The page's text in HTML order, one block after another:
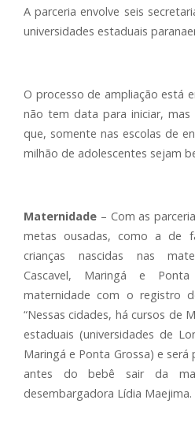
A parceria envolve seis
universidades estaduais
O processo de ampliação está
não tem data para iniciar, mas
que, somente nas escolas de
milhão de adolescentes sejam
Maternidade – Com as
metas ousadas, como a de
crianças nascidas nas
Cascavel, Maringá e
maternidade com o registro
“Nessas cidades, há cursos de
estaduais (universidades de
Maringá e Ponta Grossa) e
antes do bebê sair da
desembargadora Lídia Maejima.